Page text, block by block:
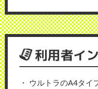
利用者イ
ウルトラのA4タイ